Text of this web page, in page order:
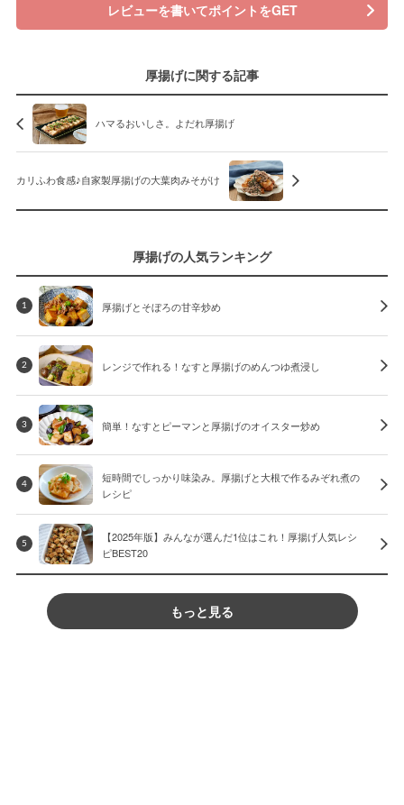
レビューを書いてポイントをGET
厚揚げに関する記事
ハマるおいしさ。よだれ厚揚げ
カリふわ食感♪自家製厚揚げの大葉肉みそがけ
厚揚げの人気ランキング
1 厚揚げとそぼろの甘辛炒め
2 レンジで作れる！なすと厚揚げのめんつゆ煮浸し
3 簡単！なすとピーマンと厚揚げのオイスター炒め
4
短時間でしっかり味染み。厚揚げと大根で作るみぞれ煮の
レシピ
5
【2025年版】みんなが選んだ1位はこれ！厚揚げ人気レシ
ピBEST20
もっと見る